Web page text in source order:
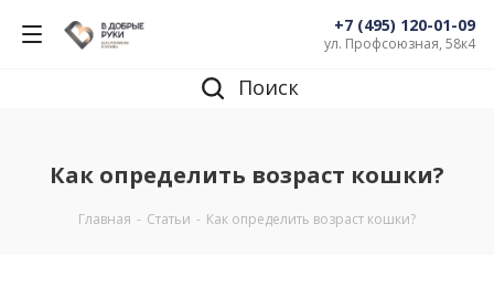
+7 (495) 120-01-09
ул. Профсоюзная, 58к4
Поиск
Как определить возраст кошки?
Главная - Статьи - Как определить возраст кошки?